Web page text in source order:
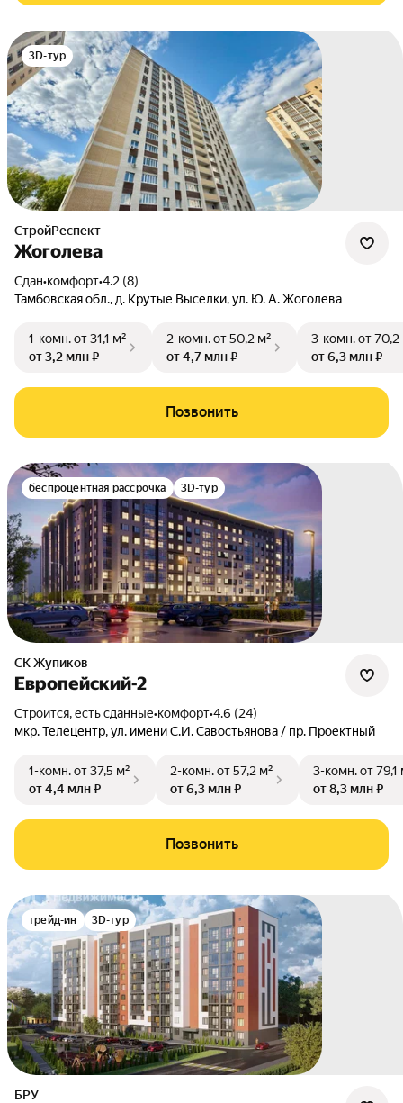
3D-тур
СтройРеспект
Жоголева
Сдан•комфорт•4.2 (8)
Тамбовская обл., д. Крутые Выселки,ул. Ю. А. Жоголева
1-комн.от 31,1 м²
от 3,2 млн ₽
2-комн.от 50,2 м²
от 4,7 млн ₽
3-комн.от 70,2
от 6,3 млн ₽
Позвонить
беспроцентная рассрочка 3D-тур
СК Жупиков
Европейский-2
Строится, есть сданные•комфорт•4.6 (24)
мкр. Телецентр,ул. имени С.И. Савостьянова / пр. Проектный
1-комн.от 37,5 м²
от 4,4 млн ₽
2-комн.от 57,2 м²
от 6,3 млн ₽
3-комн.от 79,1
от 8,3 млн ₽
Позвонить
трейд-ин 3D-тур
БРУ